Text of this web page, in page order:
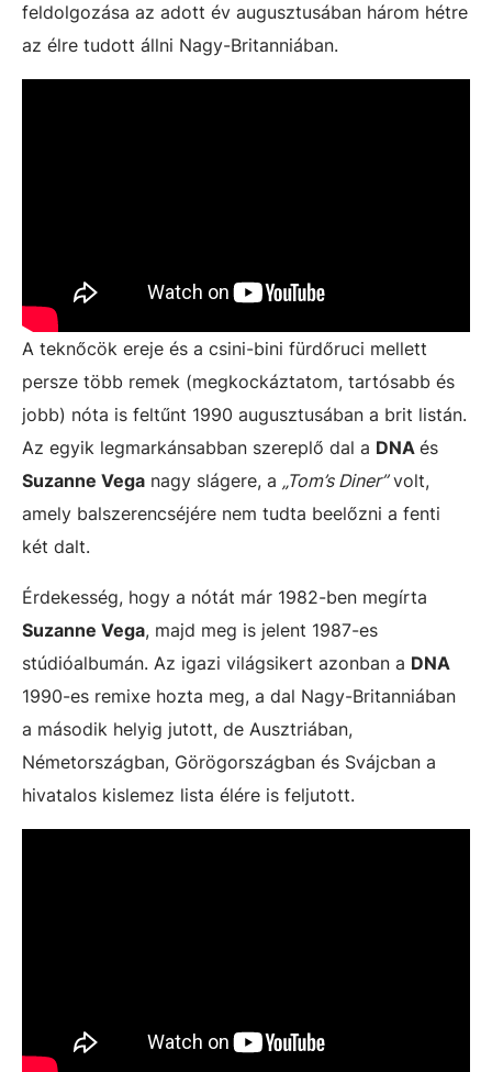
feldolgozása az adott év augusztusában három hétre
az élre tudott állni Nagy-Britanniában.
A teknőcök ereje és a csini-bini fürdőruci mellett
persze több remek (megkockáztatom, tartósabb és
jobb) nóta is feltűnt 1990 augusztusában a brit listán.
Az egyik legmarkánsabban szereplő dal a DNA és
Suzanne Vega nagy slágere, a „Tom’s Diner”volt,
amely balszerencséjére nem tudta beelőzni a fenti
két dalt.
Érdekesség, hogy a nótát már 1982-ben megírta
Suzanne Vega, majd meg is jelent 1987-es
stúdióalbumán. Az igazi világsikert azonban a DNA
1990-es remixe hozta meg, a dal Nagy-Britanniában
a második helyig jutott, de Ausztriában,
Németországban, Görögországban és Svájcban a
hivatalos kislemez lista élére is feljutott.